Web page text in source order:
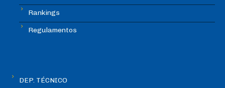
Rankings
Regulamentos
DEP. TÉCNICO